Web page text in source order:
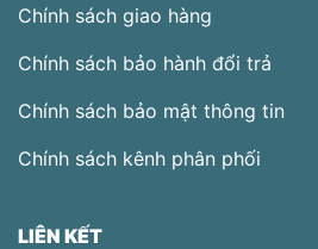
Chính sách giao hàng
Chính sách bảo hành đổi trả
Chính sách bảo mật thông tin
Chính sách kênh phân phối
LIÊN KẾT